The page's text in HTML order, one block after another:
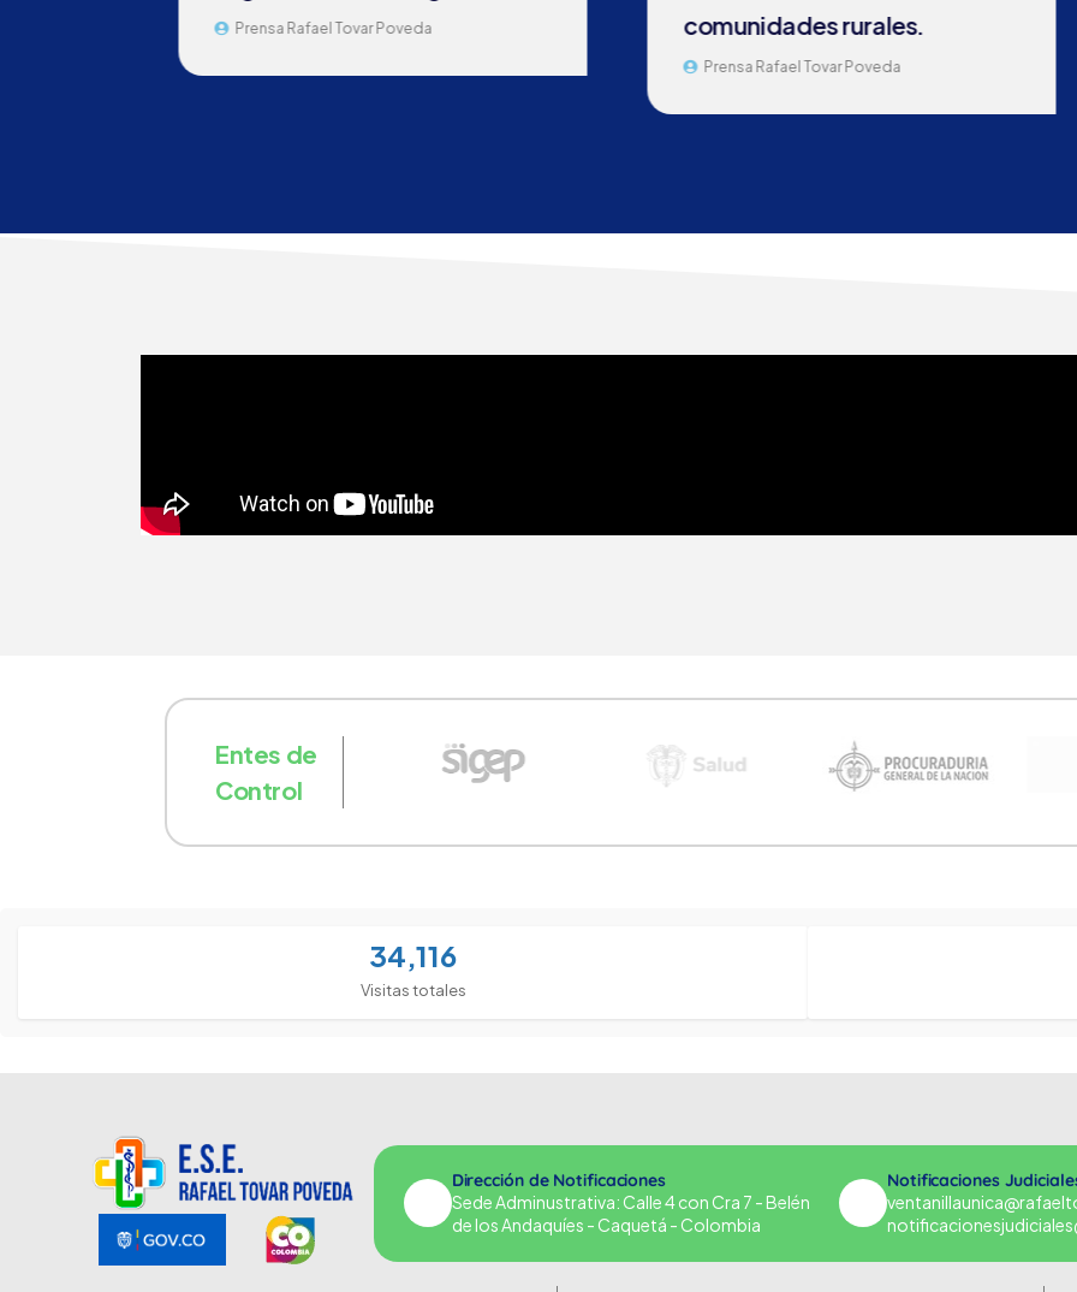
Prensa Rafael Tovar Poveda
comunidades rurales.
Prensa Rafael Tovar Poveda
Entes de
Control
34,116
Visitas totales
Dirección de Notificaciones
Sede Adminustrativa: Calle 4 con Cra 7 - Belén
de los Andaquíes - Caquetá - Colombia
Notificaciones